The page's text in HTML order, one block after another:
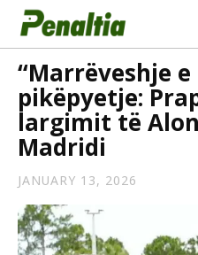
“Marrëveshje
pikëpyetje:
largimit të
Madridi
JANUARY 13, 2026